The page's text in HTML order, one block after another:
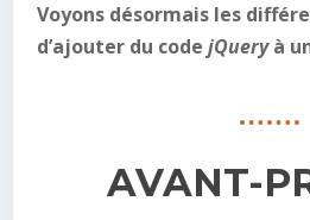
Voyons désormais les
d’ajouter du codejQueryà
AVANT-